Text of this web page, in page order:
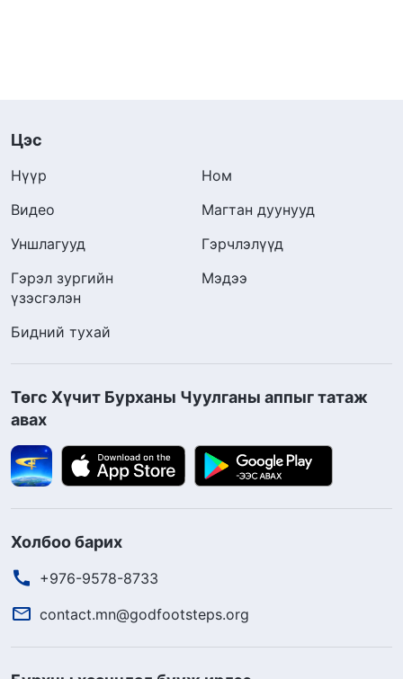
Цэс
Нүүр
Ном
Видео
Магтан дуунууд
Уншлагууд
Гэрчлэлүүд
Гэрэл зургийн
үзэсгэлэн
Мэдээ
Бидний тухай
Төгс Хүчит Бурханы Чуулганы аппыг татаж
авах
Холбоо барих
+976-9578-8733
contact.mn@godfootsteps.org